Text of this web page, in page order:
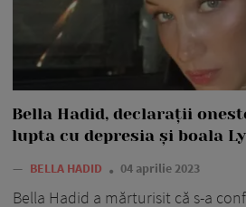
Bella Hadid, declarații
lupta cu depresia și boala
— BELLA HADID 04 aprilie 2023
Bella Hadid a mărturisit că s-a